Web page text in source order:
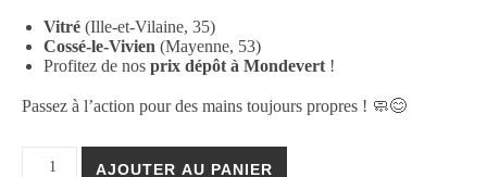
Vitré (Ille-et-Vilaine, 35)
Cossé-le-Vivien (Mayenne, 53)
Profitez de nos prix dépôt à Mondevert !
Passez à l’action pour des mains toujours propres ! 🧼😊
AJOUTER AU PANIER